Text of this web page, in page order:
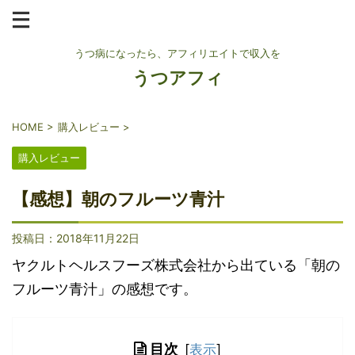
うつ病になったら、アフィリエイトで収入を
うつアフィ
HOME > 購入レビュー >
購入レビュー
【感想】朝のフルーツ青汁
投稿日： 2018年11月22日
ヤクルトヘルスフーズ株式会社から出ている「朝の
フルーツ青汁」の感想です。
目次 [表示]